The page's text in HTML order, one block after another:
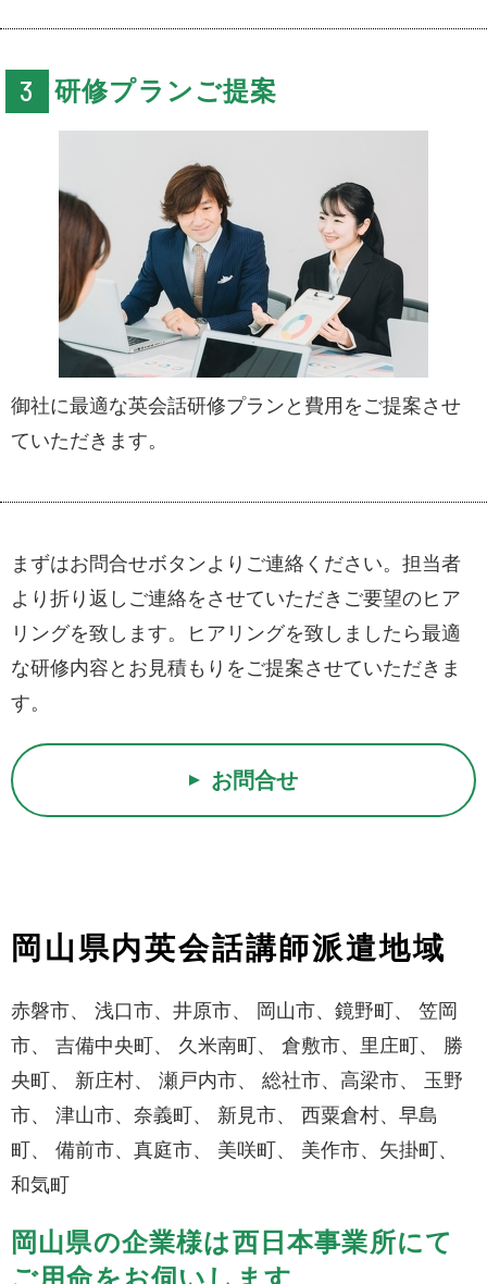
研修プランご提案
御社に最適な英会話研修プランと費用をご提案させ
ていただきます。
まずはお問合せボタンよりご連絡ください。担当者
より折り返しご連絡をさせていただきご要望のヒア
リングを致します。ヒアリングを致しましたら最適
な研修内容とお見積もりをご提案させていただきま
す。
お問合せ
岡山県内英会話講師派遣地域
赤磐市、 浅口市、井原市、 岡山市、鏡野町、 笠岡
市、 吉備中央町、 久米南町、 倉敷市、里庄町、 勝
央町、 新庄村、 瀬戸内市、 総社市、高梁市、 玉野
市、 津山市、奈義町、 新見市、 西粟倉村、早島
町、 備前市、真庭市、 美咲町、 美作市、矢掛町、
和気町
岡山県の企業様は西日本事業所にて
ご用命をお伺いします